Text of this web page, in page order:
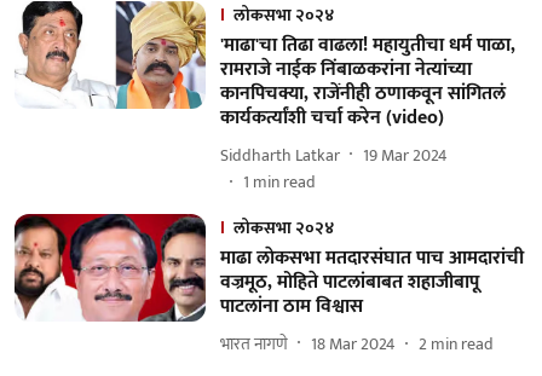
लोकसभा २०२४
'माढा'चा तिढा वाढला! महायुतीचा धर्म पाळा,
रामराजे नाईक निंबाळकरांना नेत्यांच्या
कानपिचक्या, राजेंनीही ठणाकवून सांगितलं
कार्यकर्त्यांशी चर्चा करेन (video)
Siddharth Latkar
19 Mar 2024
1 min read
लोकसभा २०२४
माढा लाेकसभा मतदारसंघात पाच आमदारांची
वज्रमूठ, मोहिते पाटलांबाबत शहाजीबापू
पाटलांना ठाम विश्वास
भारत नागणे 18 Mar 2024 2min read